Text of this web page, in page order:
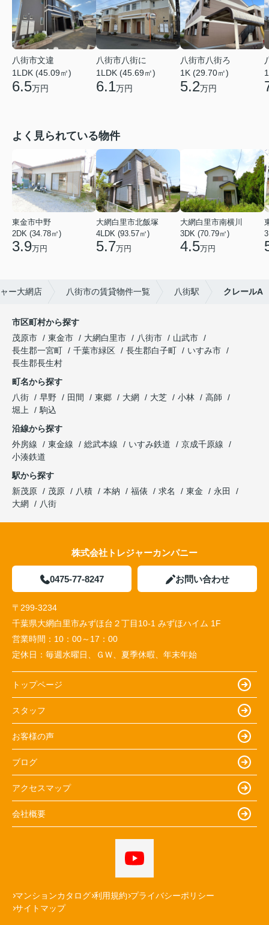
八街市文違
1LDK (45.09㎡)
6.5万円
八街市八街に
1LDK (45.69㎡)
6.1万円
八街市八街ろ
1K (29.70㎡)
5.2万円
よく見られている物件
東金市中野
2DK (34.78㎡)
3.9万円
大網白里市北飯塚
4LDK (93.57㎡)
5.7万円
大網白里市南横川
3DK (70.79㎡)
4.5万円
ー大網店 八街市の賃貸物件一覧 八街駅 クレールA
市区町村から探す
茂原市
東金市 大網白里市 八街市
山武市
長生郡一宮町
千葉市緑区 長生郡白子町
いすみ市
長生郡長生村
町名から探す
八街
早野 田間 東郷 大網 大芝 小林
高師
堀上
駒込
沿線から探す
外房線
東金線 総武本線 いすみ鉄道
京成千原線
小湊鉄道
駅から探す
新茂原
茂原 八積 本納 福俵 求名 東金
永田
大網
八街
株式会社トレジャーカンパニー
0475-77-8247 お問い合わせ
〒299-3234
千葉県大網白里市みずほ台２丁目10-1 みずほハイム 1F
営業時間： 10：00～17：00
定休日： 毎週水曜日、ＧＷ、夏季休暇、年末年始
トップページ
スタッフ
お客様の声
ブログ
アクセスマップ
会社概要
マンションカタログ 利用規約 プライバシーポリシー
サイトマップ